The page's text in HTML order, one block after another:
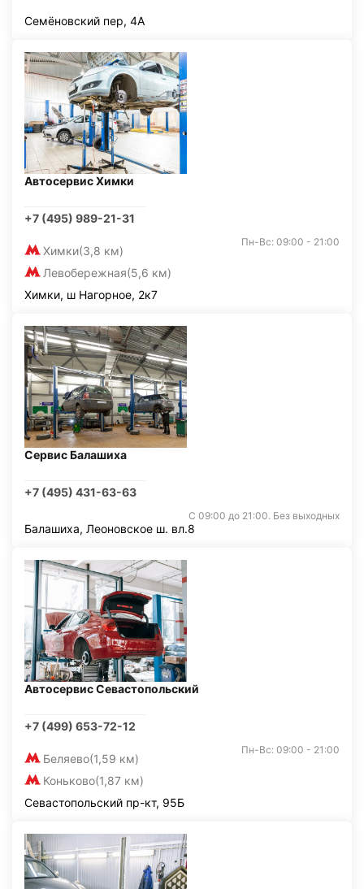
Семёновский пер, 4А
Автосервис Химки
+7 (495) 989-21-31
Химки(3,8 км)
Левобережная(5,6 км)
Пн-Вс: 09:00 - 21:00
Химки, ш Нагорное, 2к7
Сервис Балашиха
+7 (495) 431-63-63
С 09:00 до 21:00. Без выходных
Балашиха, Леоновское ш. вл.8
Автосервис Севастопольский
+7 (499) 653-72-12
Беляево(1,59 км)
Коньково(1,87 км)
Пн-Вс: 09:00 - 21:00
Севастопольский пр-кт, 95Б